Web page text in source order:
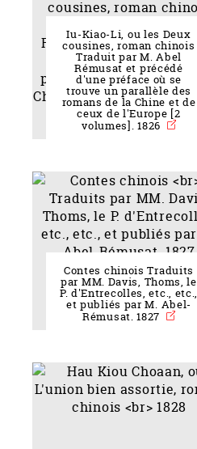
Iu-Kiao-Li, ou les Deux
cousines, roman chinois
Traduit par M. Abel
Rémusat et précédé
d'une préface où se
trouve un parallèle des
romans de la Chine et de
ceux de l'Europe [2
volumes]. 1826
Contes chinois Traduits
par MM. Davis, Thoms, le
P. d'Entrecolles, etc., etc.,
et publiés par M. Abel-
Rémusat. 1827